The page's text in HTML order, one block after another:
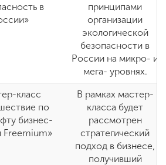
в
принципами
организации
экологической
безопасности в
России на микро- и
мега- уровнях.
класс
по
бизнес-
Freemium»
В рамках мастер-
класса будет
рассмотрен
стратегический
подход в бизнесе,
получивший